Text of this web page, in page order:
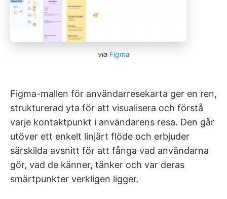
via Figma
Figma-mallen för användarresekarta ger en ren,
strukturerad yta för att visualisera och förstå
varje kontaktpunkt i användarens resa. Den går
utöver ett enkelt linjärt flöde och erbjuder
särskilda avsnitt för att fånga vad användarna
gör, vad de känner, tänker och var deras
smärtpunkter verkligen ligger.